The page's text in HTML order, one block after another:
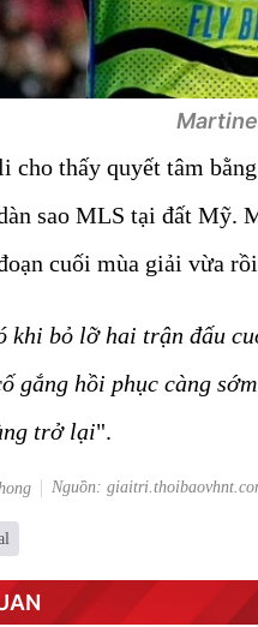
cho thấy quyết tâm
sao MLS tại đất Mỹ.
cuối mùa giải vừa
khi bỏ lỡ hai trận đấu
gắng hồi phục càng
trở lại".
Nguồn: